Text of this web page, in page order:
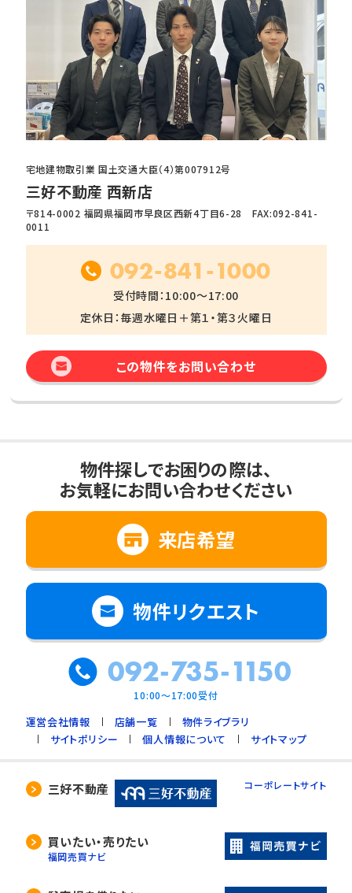
宅地建物取引業 国土交通大臣（4）第007912号
三好不動産 西新店
〒814-0002 福岡県福岡市早良区西新4丁目6-28 FAX:092-841-
0011
092-841-1000
受付時間：10:00～17:00
定休日：毎週水曜日＋第１・第３火曜日
この物件をお問い合わせ
物件探しでお困りの際は、
お気軽にお問い合わせください
来店希望
物件リクエスト
092-735-1150
10:00～17:00受付
運営会社情報 店舗一覧
物件ライブラリ
サイトポリシー
個人情報について サイトマップ
三好不動産 コーポレートサイト
買いたい・売りたい
福岡売買ナビ